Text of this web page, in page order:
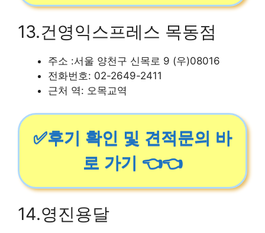
13.건영익스프레스 목동점
주소 :서울 양천구 신목로 9 (우)08016
전화번호: 02-2649-2411
근처 역: 오목교역
✅후기 확인 및 견적문의 바
로 가기 👈👈
14.영진용달